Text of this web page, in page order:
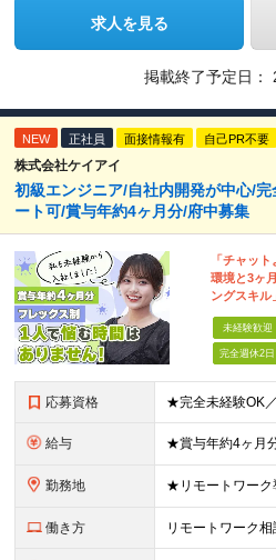
求人を見る
掲載終了予定日：
NEW 正社員 面接情報有 自己PR不要
株式会社ケイアイ
初級エンジニア/自社内開発が中心/
ート可/賞与年約4ヶ月分/府中募集
「チャッ
環境と3ヶ
ングスキル
未経験歓迎
完全週休2日
応募資格
給与
勤務地
働き方 リモートワーク